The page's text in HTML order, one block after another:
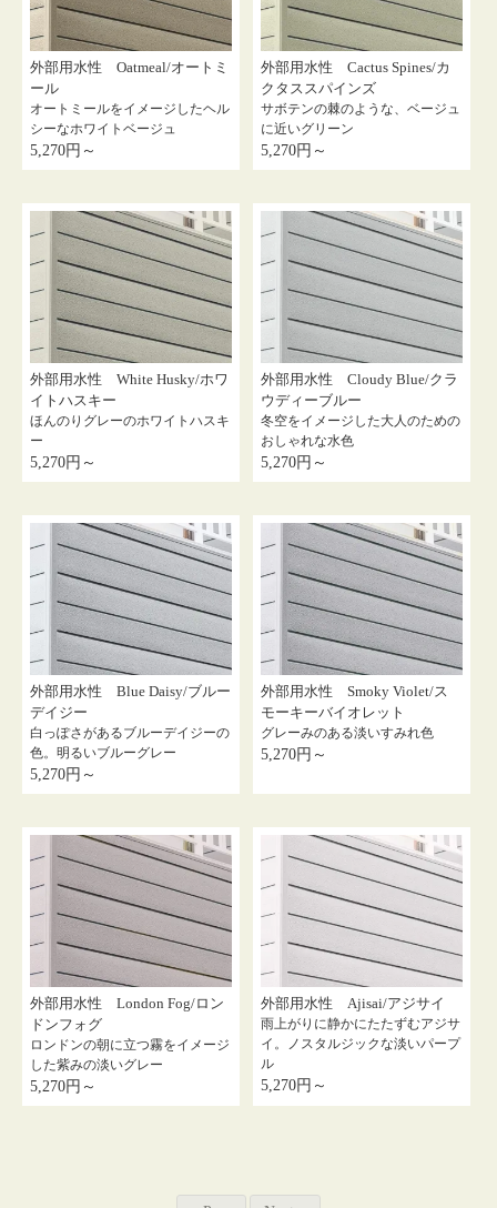
外部用水性 Oatmeal/オートミ
ール
オートミールをイメージしたヘル
シーなホワイトベージュ
5,270円～
外部用水性 Cactus Spines/カ
クタススパインズ
サボテンの棘のような、ベージュ
に近いグリーン
5,270円～
外部用水性 White Husky/ホワ
イトハスキー
ほんのりグレーのホワイトハスキ
ー
5,270円～
外部用水性 Cloudy Blue/クラ
ウディーブルー
冬空をイメージした大人のための
おしゃれな水色
5,270円～
外部用水性 Blue Daisy/ブルー
デイジー
白っぽさがあるブルーデイジーの
色。明るいブルーグレー
5,270円～
外部用水性 Smoky Violet/ス
モーキーバイオレット
グレーみのある淡いすみれ色
5,270円～
外部用水性 London Fog/ロン
ドンフォグ
ロンドンの朝に立つ霧をイメージ
した紫みの淡いグレー
5,270円～
外部用水性 Ajisai/アジサイ
雨上がりに静かにたたずむアジサ
イ。ノスタルジックな淡いパープ
ル
5,270円～